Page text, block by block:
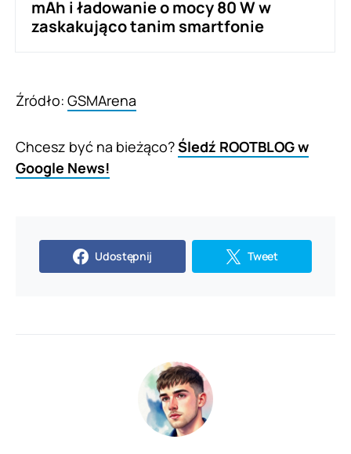
mAh i ładowanie o mocy 80 W w
zaskakująco tanim smartfonie
Źródło: GSMArena
Chcesz być na bieżąco?Śledź ROOTBLOG w
Google News!
Udostępnij Tweet